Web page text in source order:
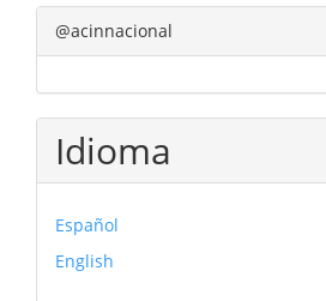
@acinnacional
Idioma
Español
English